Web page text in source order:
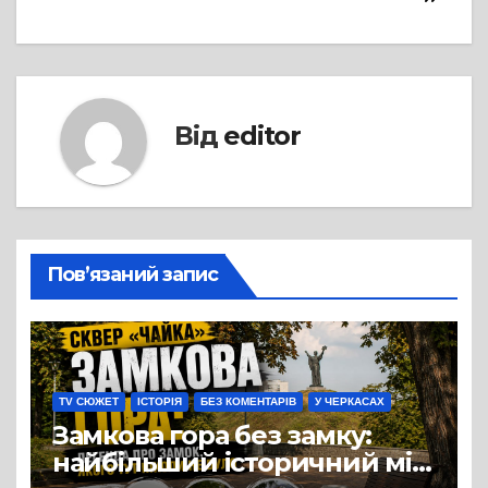
Від editor
Пов’язаний запис
TV СЮЖЕТ ІСТОРІЯ БЕЗ КОМЕНТАРІВ У ЧЕРКАСАХ
Замкова гора без замку:
найбільший історичний міф